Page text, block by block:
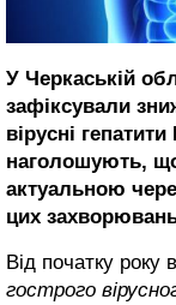
У Черкаській
зафіксували
вірусні
наголошують,
актуальною
цих
Від початку року
гострого